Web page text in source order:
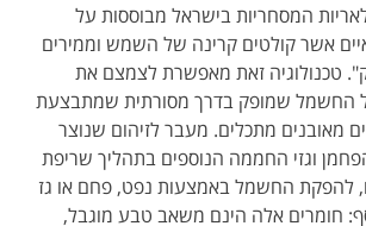
המסחריות בישראל מבוססות על
אשר קולטים קרינה של השמש וממירים
טכנולוגיה זאת מאפשרת לצמצם את
החשמל שמופק בדרך מסורתית שמתבצעת
מאובנים מתכלים. מעבר לזיהום שנוצר
וגזי החממה הנוספים בתהליך שריפת
להפקת החשמל באמצעות נפט, פחם או גז
חומרים אלה הינם משאב טבע מוגבל,